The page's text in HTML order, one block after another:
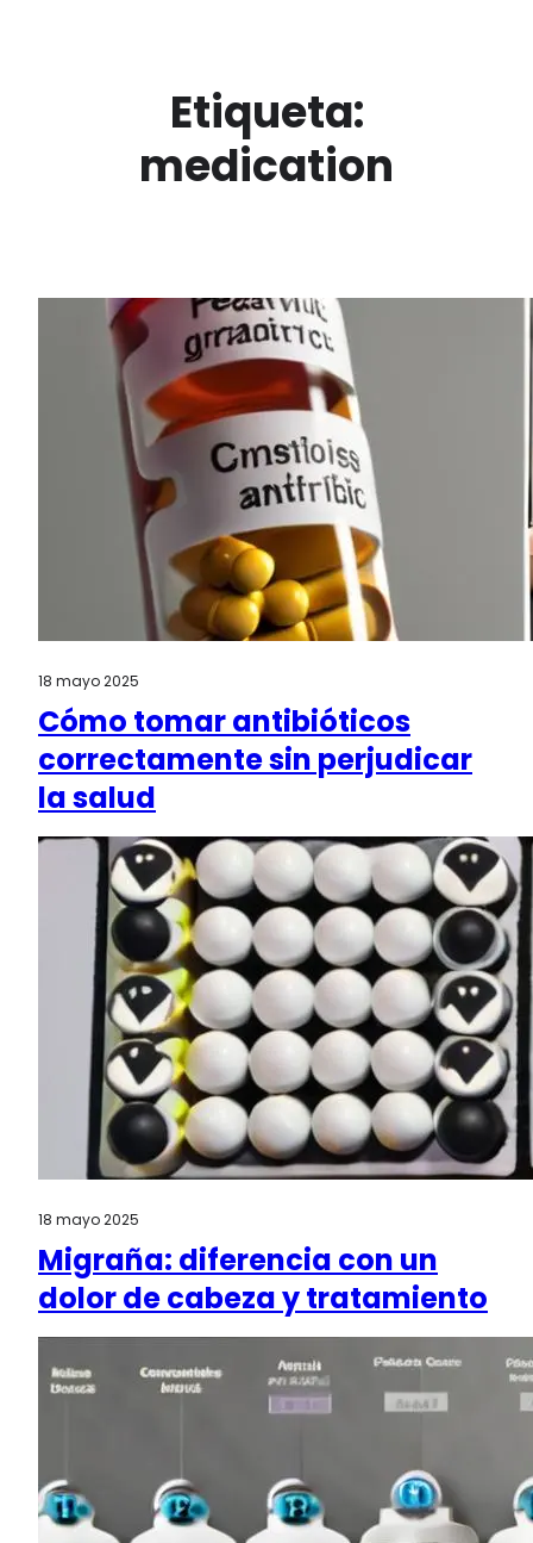
Etiqueta:
medication
18 mayo 2025
Cómo tomar antibióticos
correctamente sin perjudicar
la salud
18 mayo 2025
Migraña: diferencia con un
dolor de cabeza y tratamiento